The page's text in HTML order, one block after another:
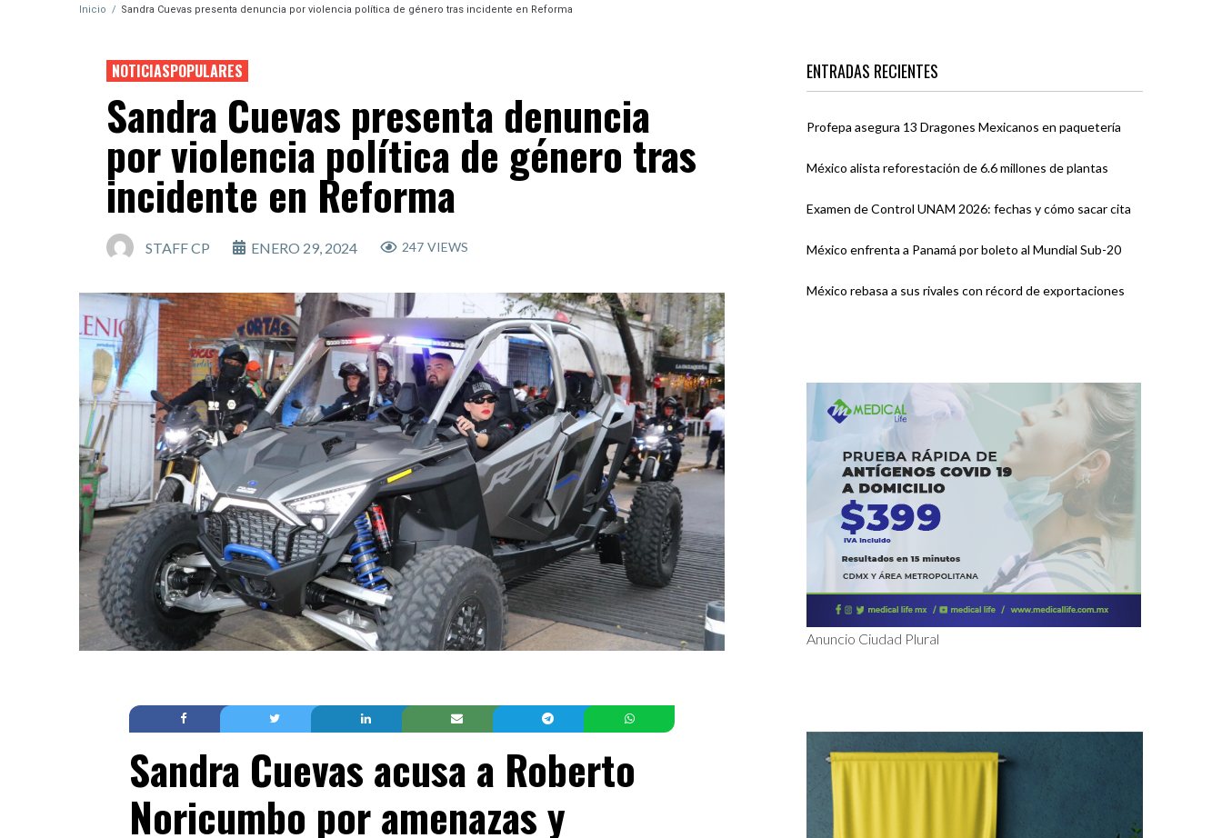
Inicio / Sandra Cuevas presenta denuncia por violencia política de género tras incidente en Reforma
NOTICIASPOPULARES
Sandra Cuevas presenta denuncia
por violencia política de género tras
incidente en Reforma
STAFF CP ENERO 29, 2024 247 VIEWS
Sandra Cuevas acusa a Roberto
Noricumbo por amenazas y
ENTRADAS RECIENTES
Profepa asegura 13 Dragones Mexicanos en paquetería
México alista reforestación de 6.6 millones de plantas
Examen de Control UNAM 2026: fechas y cómo sacar cita
México enfrenta a Panamá por boleto al Mundial Sub-20
México rebasa a sus rivales con récord de exportaciones
Anuncio Ciudad Plural